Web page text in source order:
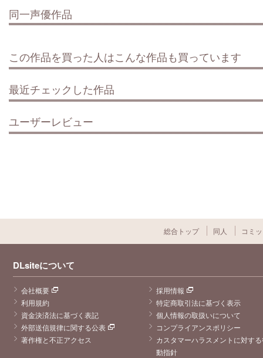
同一声優作品
この作品を買った人はこんな作品も買っています
最近チェックした作品
ユーザーレビュー
総合トップ 同人 コミ
DLsiteについて
会社概要
採用情報
利用規約
特定商取引法に基づく表示
資金決済法に基づく表記
個人情報の取扱いについて
外部送信規律に関する公表
コンプライアンスポリシー
著作権と不正アクセス
カスタマーハラスメントに対す
動指針